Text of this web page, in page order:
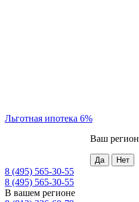
Льготная ипотека 6%
Ваш регион
8 (495) 565-30-55
8 (495) 565-30-55
В вашем регионе